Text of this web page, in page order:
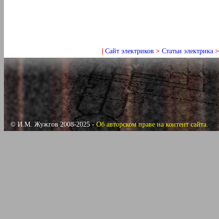
Сайт электриков > Статьи электрика
© И.М. Жужгов 2008-2025 - Об авторском праве на контент сайта.